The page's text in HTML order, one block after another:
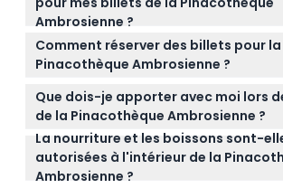
gratuitement, et la galerie est
fauteuils roulants avec une entrée
visiteurs handicapés.
Ambrosienne ?
Les billets ne sont ni remboursables ni
alors assurez-vous de les utiliser à la
l'heure réservées.
Comment réserver des billets pour la
Pinacothèque Ambrosienne ?
Vous pouvez facilement réserver vos
ici sur ce site. Il vous suffit de
date et heure préférées, vérifier la
compléter votre réservation.
Que dois-je apporter avec moi lors
de la Pinacothèque Ambrosienne ?
Apportez une confirmation de
pour l'entrée ainsi qu'une pièce
photo si nécessaire. Des chaussures
La nourriture et les boissons sont-
autorisées à l'intérieur de la
Ambrosienne ?